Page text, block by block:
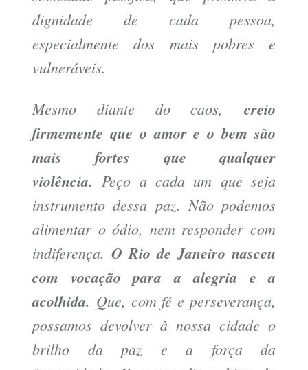
dignidade de cada pessoa,
especialmente dos mais pobres e
vulneráveis.
Mesmo diante do caos, creio
firmemente que o amor e o bem são
mais fortes que qualquer
violência. Peço a cada um que seja
instrumento dessa paz. Não podemos
alimentar o ódio, nem responder com
indiferença. O Rio de Janeiro nasceu
com vocação para a alegria e a
acolhida. Que, com fé e perseverança,
possamos devolver à nossa cidade o
brilho da paz e a força da